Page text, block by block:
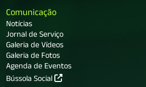
Comunicação
Notícias
Jornal de Serviço
Galeria de Vídeos
Galeria de Fotos
Agenda de Eventos
Bússola Social